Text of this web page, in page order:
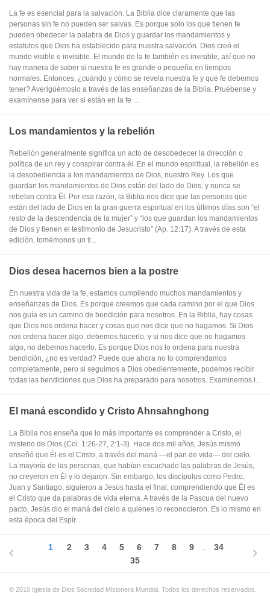
La fe es esencial para la salvación. La Biblia dice claramente que las
personas sin fe no pueden ser salvas. Es porque solo los que tienen fe
pueden obedecer la palabra de Dios y guardar los mandamientos y
estatutos que Dios ha establecido para nuestra salvación. Dios creó el
mundo visible e invisible. El mundo de la fe también es invisible, así que no
hay manera de saber si nuestra fe es grande o pequeña en tiempos
normales. Entonces, ¿cuándo y cómo se revela nuestra fe y qué fe debemos
tener? Averigüémoslo a través de las enseñanzas de la Biblia. Pruébense y
examínense para ver si están en la fe ...
Los mandamientos y la rebelión
Rebelión generalmente significa un acto de desobedecer la dirección o
política de un rey y conspirar contra él. En el mundo espiritual, la rebelión es
la desobediencia a los mandamientos de Dios, nuestro Rey. Los que
guardan los mandamientos de Dios están del lado de Dios, y nunca se
rebelan contra Él. Por esa razón, la Biblia nos dice que las personas que
están del lado de Dios en la gran guerra espiritual en los últimos días son “el
resto de la descendencia de la mujer” y “los que guardan los mandamientos
de Dios y tienen el testimonio de Jesucristo” (Ap. 12:17). A través de esta
edición, tomémonos un ti...
Dios desea hacernos bien a la postre
En nuestra vida de la fe, estamos cumpliendo muchos mandamientos y
enseñanzas de Dios. Es porque creemos que cada camino por el que Dios
nos guía es un camino de bendición para nosotros. En la Biblia, hay cosas
que Dios nos ordena hacer y cosas que nos dice que no hagamos. Si Dios
nos ordena hacer algo, debemos hacerlo, y si nos dice que no hagamos
algo, no debemos hacerlo. Es porque Dios nos lo ordena para nuestra
bendición, ¿no es verdad? Puede que ahora no lo comprendamos
completamente, pero si seguimos a Dios obedientemente, podemos recibir
todas las bendiciones que Dios ha preparado para nosotros. Examinemos l...
El maná escondido y Cristo Ahnsahnghong
La Biblia nos enseña que lo más importante es comprender a Cristo, el
misterio de Dios (Col. 1:26-27, 2:1-3). Hace dos mil años, Jesús mismo
enseñó que Él es el Cristo, a través del maná —el pan de vida— del cielo.
La mayoría de las personas, que habían escuchado las palabras de Jesús,
no creyeron en Él y lo dejaron. Sin embargo, los discípulos como Pedro,
Juan y Santiago, siguieron a Jesús hasta el final, comprendiendo que Él es
el Cristo que da palabras de vida eterna. A través de la Pascua del nuevo
pacto, Jesús dio el maná del cielo a quienes lo reconocieron. Es lo mismo en
esta época del Espír...
1 2 3 4 5 6 7 8 9
34
35
© 2010 Iglesia de Dios Sociedad Misionera Mundial. Todos los derechos reservados.